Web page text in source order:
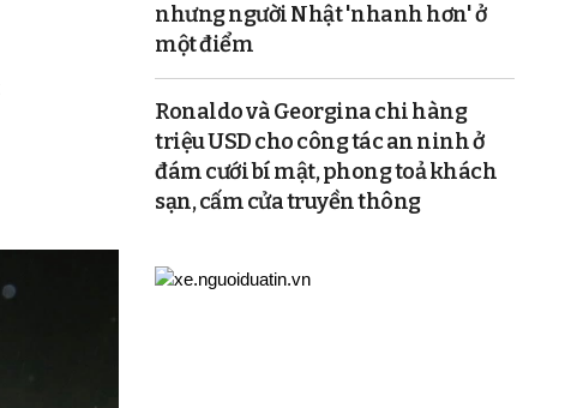
nhưng người Nhật 'nhanh hơn' ở
một điểm
Ronaldo và Georgina chi hàng
triệu USD cho công tác an ninh ở
đám cưới bí mật, phong toả khách
sạn, cấm cửa truyền thông